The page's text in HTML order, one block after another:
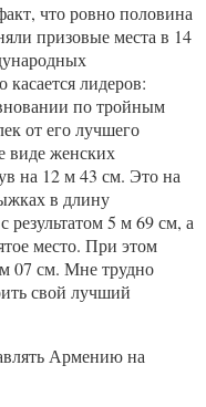
что ровно половина
призовые места в 14
лидеров:
по тройным
от его лучшего
виде женских
на 12 м 43 см. Это на
в длину
результатом 5 м 69 см, а
место. При этом
07 см. Мне трудно
свой лучший
Армению на